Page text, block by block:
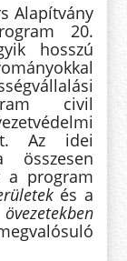
Alapítvány
20.
hosszú
civil
Az idei
összesen
a program
és a